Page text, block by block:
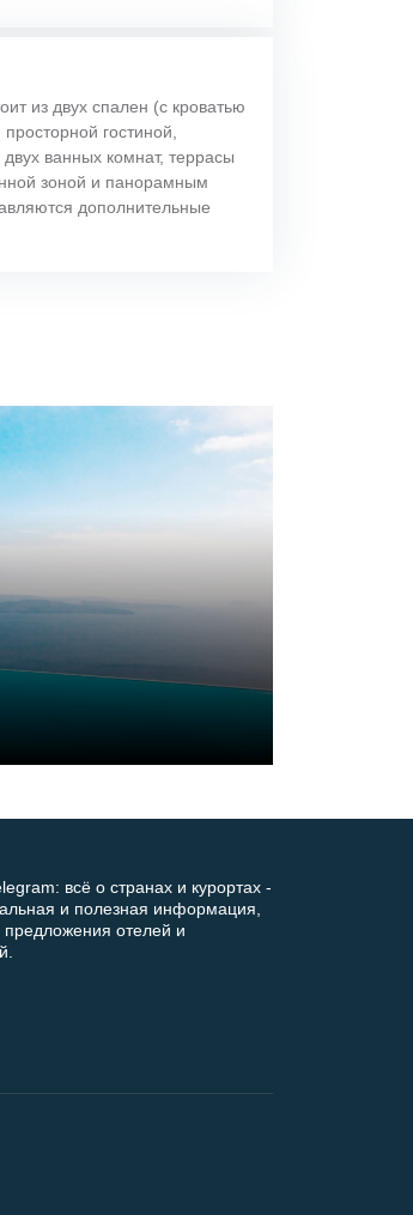
из двух спален (с кроватью
гостиной,
ванных комнат, террасы
зоной и панорамным
дополнительные
всё о странах и курортах -
и полезная информация,
отелей и